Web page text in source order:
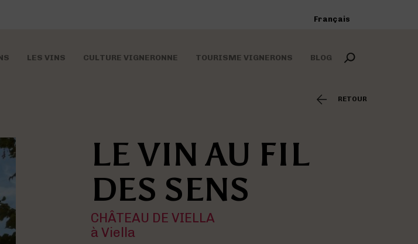
Français
Deux entités au sein de la même
maison
LES VINS
Les vins de Madiran
CULTURE VIGNERONNE
Les événements phares des
appellations
TOURISME VIGNERONS
Visite des domaines
BLOG
RETOUR
LE VIN AU FIL
DES SENS
CHÂTEAU DE VIELLA
à Viella